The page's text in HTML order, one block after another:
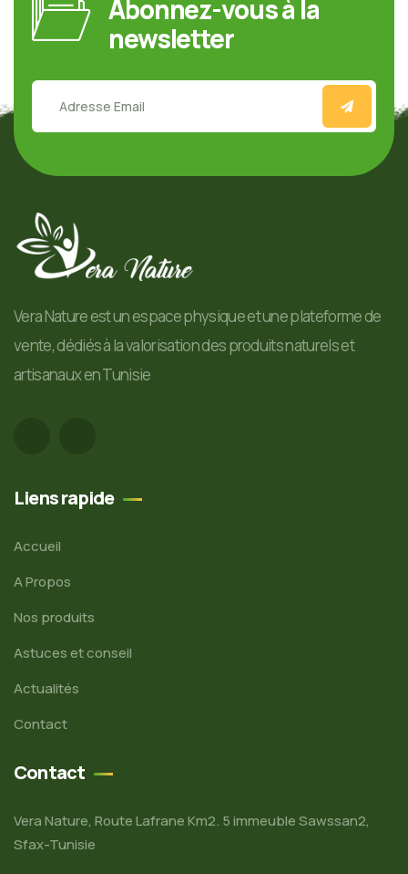
Abonnez-vous à la
newsletter
Vera Nature est un espace physique et une plateforme de
vente, dédiés à la valorisation des produits naturels et
artisanaux en Tunisie
Liens rapide
Accueil
A Propos
Nos produits
Astuces et conseil
Actualités
Contact
Contact
Vera Nature, Route Lafrane Km2. 5 immeuble Sawssan2,
Sfax-Tunisie